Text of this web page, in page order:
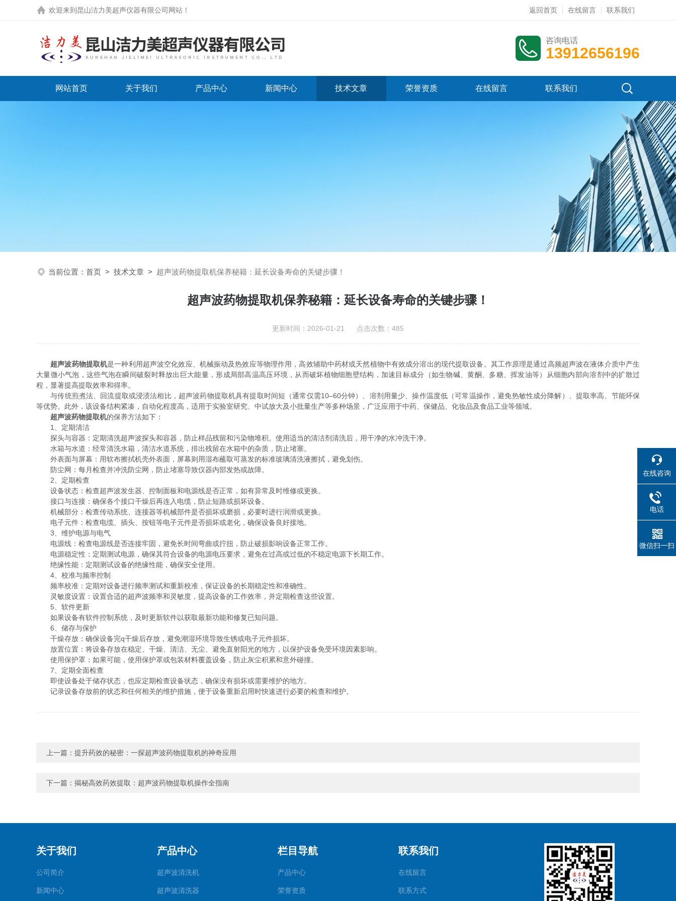
欢迎来到 昆山洁力美超声仪器有限公司网站 ！ 返回首页 在线留言 联系我们
咨询电话
13912656196
网站首页 关于我们 产品中心 新闻中心 技术文章 荣誉资质 在线留言 联系我们
当前位置： 首页 > 技术文章 > 超声波药物提取机保养秘籍：延长设备寿命的关键步骤！
超声波药物提取机保养秘籍：延长设备寿命的关键步骤！
更新时间：2026-01-21 点击次数：485
超声波药物提取机是一种利用超声波空化效应、机械振动及热效应等物理作用，高效辅助中药材或天然植物中有效成分溶出的现代提取设备。其工作原理是通过高频超声波在液体介质中产生
大量微小气泡，这些气泡在瞬间破裂时释放出巨大能量，形成局部高温高压环境，从而破坏植物细胞壁结构，加速目标成分（如生物碱、黄酮、多糖、挥发油等）从细胞内部向溶剂中的扩散过
程，显著提高提取效率和得率。
与传统煎煮法、回流提取或浸渍法相比，超声波药物提取机具有提取时间短（通常仅需10–60分钟）、溶剂用量少、操作温度低（可常温操作，避免热敏性成分降解）、提取率高、节能环保
等优势。此外，该设备结构紧凑，自动化程度高，适用于实验室研究、中试放大及小批量生产等多种场景，广泛应用于中药、保健品、化妆品及食品工业等领域。
超声波药物提取机的保养方法如下：
1、定期清洁
探头与容器：定期清洗超声波探头和容器，防止样品残留和污染物堆积。使用适当的清洁剂清洗后，用干净的水冲洗干净。
水箱与水道：经常清洗水箱，清洁水道系统，排出残留在水箱中的杂质，防止堵塞。
外表面与屏幕：用软布擦拭机壳外表面，屏幕则用湿布蘸取可蒸发的标准玻璃清洗液擦拭，避免划伤。
防尘网：每月检查并冲洗防尘网，防止堵塞导致仪器内部发热或故障。
2、定期检查
设备状态：检查超声波发生器、控制面板和电源线是否正常，如有异常及时维修或更换。
接口与连接：确保各个接口干燥后再连入电缆，防止短路或损坏设备。
机械部分：检查传动系统、连接器等机械部件是否损坏或磨损，必要时进行润滑或更换。
电子元件：检查电缆、插头、按钮等电子元件是否损坏或老化，确保设备良好接地。
3、维护电源与电气
电源线：检查电源线是否连接牢固，避免长时间弯曲或拧扭，防止破损影响设备正常工作。
电源稳定性：定期测试电源，确保其符合设备的电源电压要求，避免在过高或过低的不稳定电源下长期工作。
绝缘性能：定期测试设备的绝缘性能，确保安全使用。
4、校准与频率控制
频率校准：定期对设备进行频率测试和重新校准，保证设备的长期稳定性和准确性。
灵敏度设置：设置合适的超声波频率和灵敏度，提高设备的工作效率，并定期检查这些设置。
5、软件更新
如果设备有软件控制系统，及时更新软件以获取最新功能和修复已知问题。
6、储存与保护
干燥存放：确保设备完q干燥后存放，避免潮湿环境导致生锈或电子元件损坏。
放置位置：将设备存放在稳定、干燥、清洁、无尘、避免直射阳光的地方，以保护设备免受环境因素影响。
使用保护罩：如果可能，使用保护罩或包装材料覆盖设备，防止灰尘积累和意外碰撞。
7、定期全面检查
即使设备处于储存状态，也应定期检查设备状态，确保没有损坏或需要维护的地方。
记录设备存放前的状态和任何相关的维护措施，便于设备重新启用时快速进行必要的检查和维护。
上一篇： 提升药效的秘密：一探超声波药物提取机的神奇应用
下一篇： 揭秘高效药效提取：超声波药物提取机操作全指南
关于我们
公司简介
新闻中心
产品中心
超声波清洗机
超声波清洗器
栏目导航
产品中心
荣誉资质
联系我们
在线留言
联系方式
在线咨询
电话
微信扫一扫